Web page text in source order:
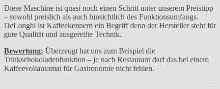
Diese Maschine ist quasi noch einen Schritt unter unserem Preistipp
– sowohl preislich als auch hinsichtlich des Funktionsumfangs.
DeLonghi ist Kaffeekennern ein Begriff denn der Hersteller steht für
gute Qualität und ausgereifte Technik.
Bewertung: Überzeugt hat uns zum Beispiel die
Trinkschokoladenfunktion – je nach Restaurant darf das bei einem
Kaffeevollautomat für Gastronomie nicht fehlen.